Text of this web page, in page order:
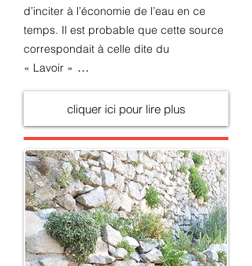
d’inciter à l’économie de l’eau en ce
temps. Il est probable que cette source
correspondait à celle dite du
« Lavoir » ...
cliquer ici pour lire plus